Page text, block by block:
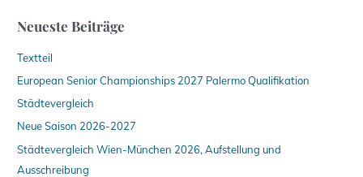
Neueste Beiträge
Textteil
European Senior Championships 2027 Palermo Qualifikation
Städtevergleich
Neue Saison 2026-2027
Städtevergleich Wien-München 2026, Aufstellung und
Ausschreibung